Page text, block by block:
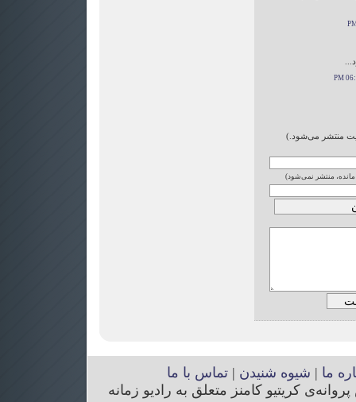
منتشر می‌شود.)
مانده، منتشر نمی‌شود)
ما | شیوه شنیدن |تماس با ما
کریتیو کامنز متعلق به رادیو زمانه